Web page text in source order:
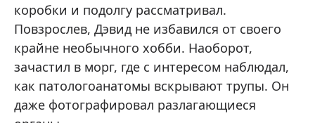
коробки и подолгу рассматривал.
Повзрослев, Дэвид не избавился от своего
крайне необычного хобби. Наоборот,
зачастил в морг, где с интересом наблюдал,
как патологоанатомы вскрывают трупы. Он
даже фотографировал разлагающиеся